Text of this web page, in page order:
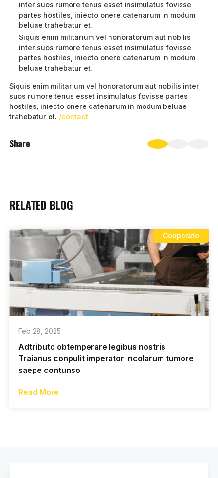
inter suos rumore tenus esset insimulatus fovisse
partes hostiles, iniecto onere catenarum in modum
beluae trahebatur et.
Siquis enim militarium vel honoratorum aut nobilis
inter suos rumore tenus esset insimulatus fovisse
partes hostiles, iniecto onere catenarum in modum
beluae trahebatur et.
Siquis enim militarium vel honoratorum aut nobilis inter
suos rumore tenus esset insimulatus fovisse partes
hostiles, iniecto onere catenarum in modum beluae
trahebatur et. /contact
Share
RELATED BLOG
Cooperate
Feb 28, 2025
Adtributo obtemperare legibus nostris
Traianus conpulit imperator incolarum tumore
saepe contunso
Read More